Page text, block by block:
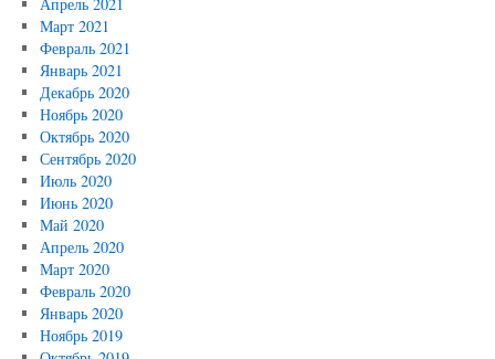
Март 2021
Февраль 2021
Январь 2021
Декабрь 2020
Ноябрь 2020
Октябрь 2020
Сентябрь 2020
Июль 2020
Июнь 2020
Май 2020
Апрель 2020
Март 2020
Февраль 2020
Январь 2020
Ноябрь 2019